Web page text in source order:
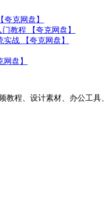
克网盘】
教程 【夸克网盘】
战 【夸克网盘】
盘】
教程、设计素材、办公工